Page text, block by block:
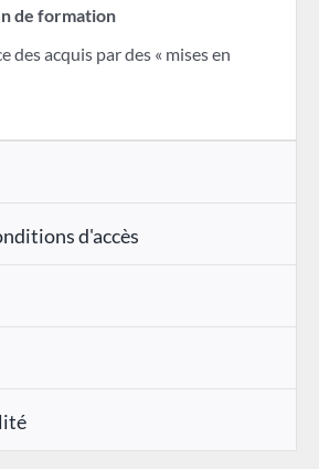
de formation
des acquis par des « mises en
d'accès